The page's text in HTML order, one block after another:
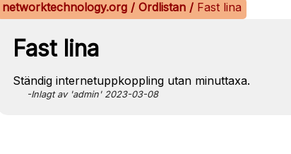
networktechnology.org / Ordlistan / Fast lina
Fast lina
Ständig internetuppkoppling utan minuttaxa.
-Inlagt av 'admin' 2023-03-08